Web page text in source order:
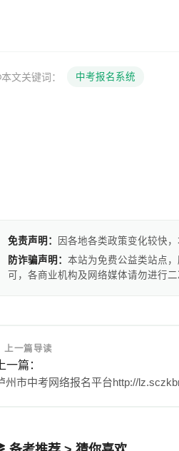
本文关键词： 中考报名系统
免责声明：
因各地各类政策变化较快
防诈骗声明： 本站为免费公益类站点
可，各商业机构及网络媒体请勿进行
上一篇导读
上一篇：